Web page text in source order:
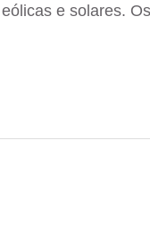
e solares.